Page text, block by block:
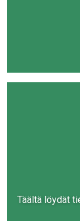
Täältä löydät